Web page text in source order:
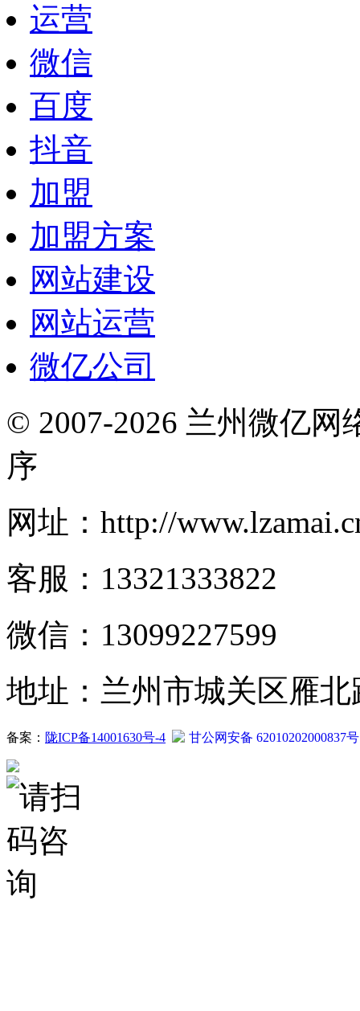
运营
微信
百度
抖音
加盟
加盟方案
网站建设
网站运营
微亿公司
© 2007-2026 兰州微亿网
序
网址：http://
客服：13321333822
微信：13099227599
地址：兰州市城关区雁北
备案： 陇ICP备14001630号-4 甘公网安备 62010202000837号